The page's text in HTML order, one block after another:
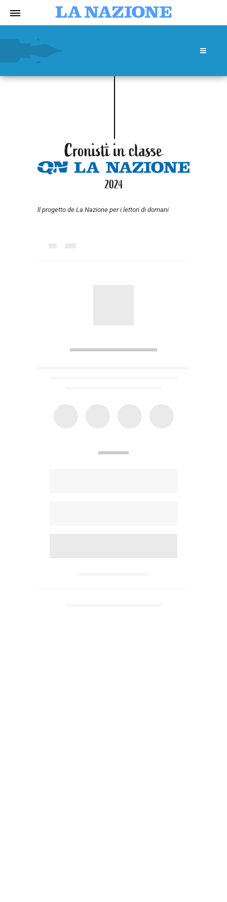
ll progetto de La Nazione per i lettori di domani